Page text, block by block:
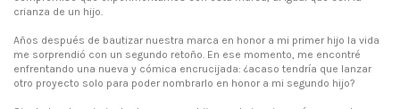
crianza de un hijo.
Años después de bautizar nuestra marca en honor a mi primer hijo la vida
me sorprendió con un segundo retoño. En ese momento, me encontré
enfrentando una nueva y cómica encrucijada: ¿acaso tendría que lanzar
otro proyecto solo para poder nombrarlo en honor a mi segundo hijo?